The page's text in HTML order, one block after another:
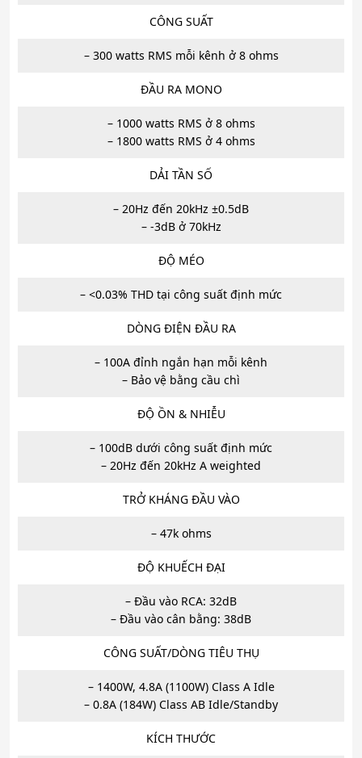
CÔNG SUẤT
– 300 watts RMS mỗi kênh ở 8 ohms
ĐẦU RA MONO
– 1000 watts RMS ở 8 ohms
– 1800 watts RMS ở 4 ohms
DẢI TẦN SỐ
– 20Hz đến 20kHz ±0.5dB
– -3dB ở 70kHz
ĐỘ MÉO
– <0.03% THD tại công suất định mức
DÒNG ĐIỆN ĐẦU RA
– 100A đỉnh ngắn hạn mỗi kênh
– Bảo vệ bằng cầu chì
ĐỘ ỒN & NHIỄU
– 100dB dưới công suất định mức
– 20Hz đến 20kHz A weighted
TRỞ KHÁNG ĐẦU VÀO
– 47k ohms
ĐỘ KHUẾCH ĐẠI
– Đầu vào RCA: 32dB
– Đầu vào cân bằng: 38dB
CÔNG SUẤT/DÒNG TIÊU THỤ
– 1400W, 4.8A (1100W) Class A Idle
– 0.8A (184W) Class AB Idle/Standby
KÍCH THƯỚC